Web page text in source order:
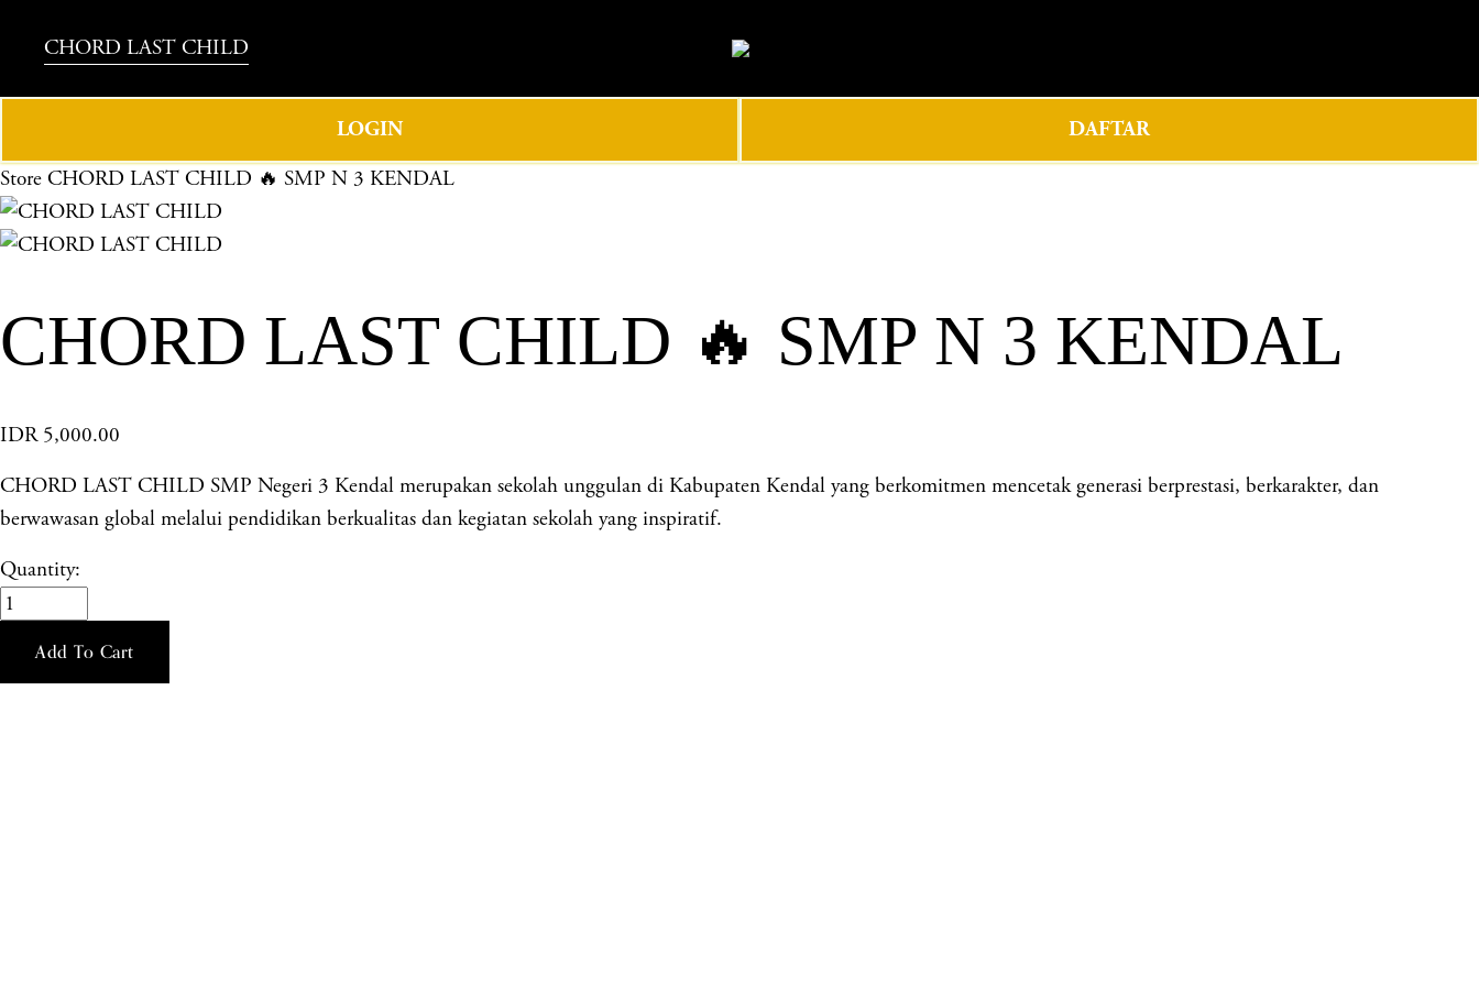
CHORD LAST CHILD
LOGIN DAFTAR
Store CHORD LAST CHILD 🔥 SMP N 3 KENDAL
CHORD LAST CHILD 🔥 SMP N 3 KENDAL
IDR 5,000.00
CHORD LAST CHILD SMP Negeri 3 Kendal merupakan sekolah unggulan di Kabupaten Kendal yang berkomitmen mencetak generasi berprestasi, berkarakter, dan
berwawasan global melalui pendidikan berkualitas dan kegiatan sekolah yang inspiratif.
Quantity:
Add To Cart